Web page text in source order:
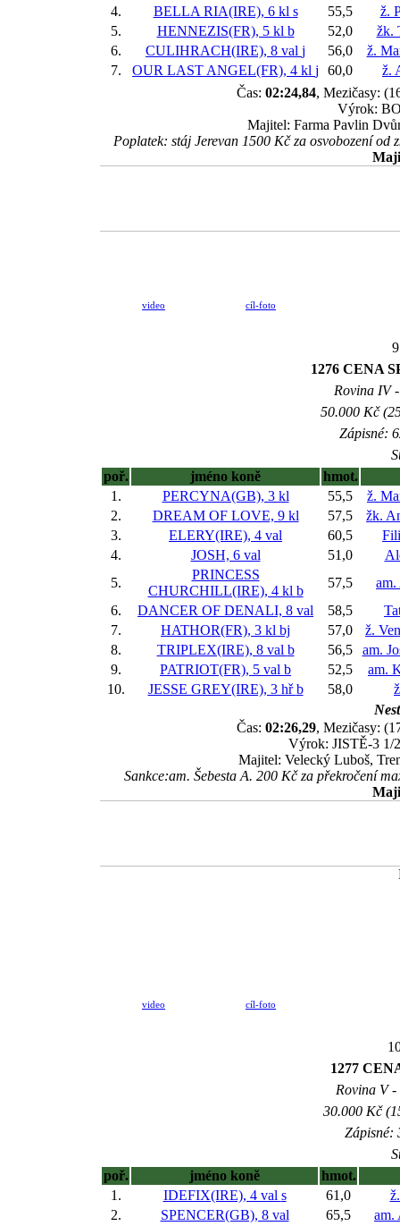
4.
BELLA RIA(IRE), 6 kl s 55,5
ž.
5.
HENNEZIS(FR), 5 kl b 52,0
žk.
6.
CULIHRACH(IRE), 8 val j 56,0
ž.
7.
OUR LAST ANGEL(FR), 4 kl j 60,0
ž.
Čas: 02:24,84, Mezičasy:
Výrok:
Majitel: Farma Pavlin
Poplatek: stáj Jerevan 1500 Kč za osvobození
video cíl-foto
1276 CENA
Rovina IV
50.000 Kč
Zápisné:
poř.
jméno koně
hmot.
1.
PERCYNA(GB), 3 kl 55,5
ž.
2.
DREAM OF LOVE, 9 kl 57,5
žk.
3.
ELERY(IRE), 4 val 60,5
4.
JOSH, 6 val 51,0
5.
PRINCESS
CHURCHILL(IRE), 4 kl b
57,5
am.
6.
DANCER OF DENALI, 8 val 58,5
7.
HATHOR(FR), 3 kl bj 57,0
ž.
8.
TRIPLEX(IRE), 8 val b 56,5
am.
9.
PATRIOT(FR), 5 val b 52,5
am.
10.
JESSE GREY(IRE), 3 hřb 58,0
Čas: 02:26,29, Mezičasy:
Výrok: JISTĚ-3 1/
Majitel: Velecký Luboš,
Sankce:am. Šebesta A. 200 Kč za překročení
video cíl-foto
1277
Rovina V
30.000 Kč
Zápisné:
poř.
jméno koně
hmot.
1.
IDEFIX(IRE), 4 val s 61,0
2.
SPENCER(GB), 8 val 65,5
am.